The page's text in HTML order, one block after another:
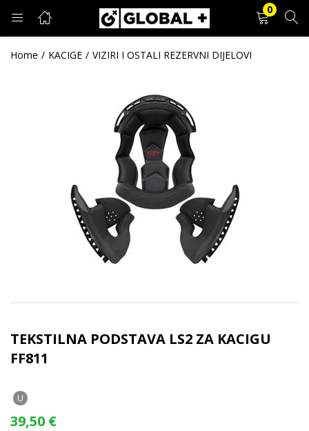
0
PRIJAVA REGISTRACIJA
Unesite svoje korisničko ime i lozinku.
Zapamti me
Zaboravljena lozinka?
Home KACIGE VIZIRI I OSTALI REZERVNI DIJELOVI
TEKSTILNA PODSTAVA LS2 ZA KACIGU
FF811
U
39,50 €